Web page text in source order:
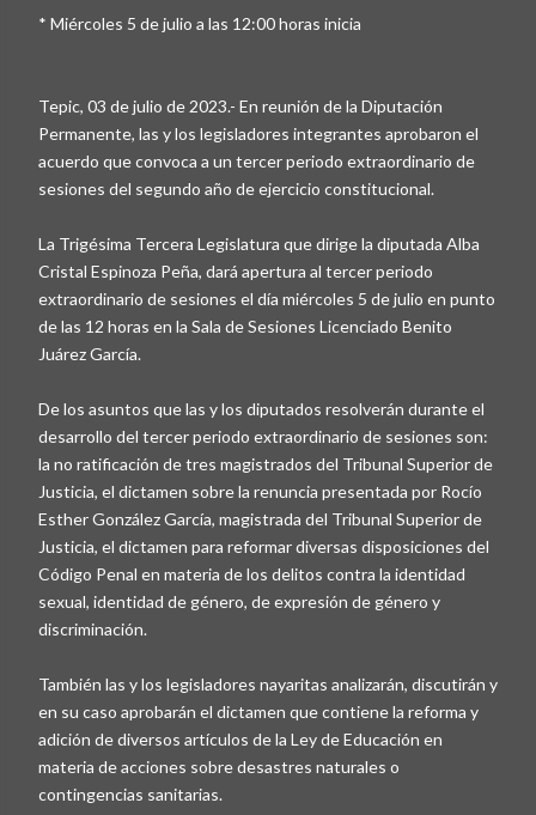
* Miércoles 5 de julio a las 12:00 horas inicia
Tepic, 03 de julio de 2023.- En reunión de la Diputación
Permanente, las y los legisladores integrantes aprobaron el
acuerdo que convoca a un tercer periodo extraordinario de
sesiones del segundo año de ejercicio constitucional.
La Trigésima Tercera Legislatura que dirige la diputada Alba
Cristal Espinoza Peña, dará apertura al tercer periodo
extraordinario de sesiones el día miércoles 5 de julio en punto
de las 12 horas en la Sala de Sesiones Licenciado Benito
Juárez García.
De los asuntos que las y los diputados resolverán durante el
desarrollo del tercer periodo extraordinario de sesiones son:
la no ratificación de tres magistrados del Tribunal Superior de
Justicia, el dictamen sobre la renuncia presentada por Rocío
Esther González García, magistrada del Tribunal Superior de
Justicia, el dictamen para reformar diversas disposiciones del
Código Penal en materia de los delitos contra la identidad
sexual, identidad de género, de expresión de género y
discriminación.
También las y los legisladores nayaritas analizarán, discutirán y
en su caso aprobarán el dictamen que contiene la reforma y
adición de diversos artículos de la Ley de Educación en
materia de acciones sobre desastres naturales o
contingencias sanitarias.